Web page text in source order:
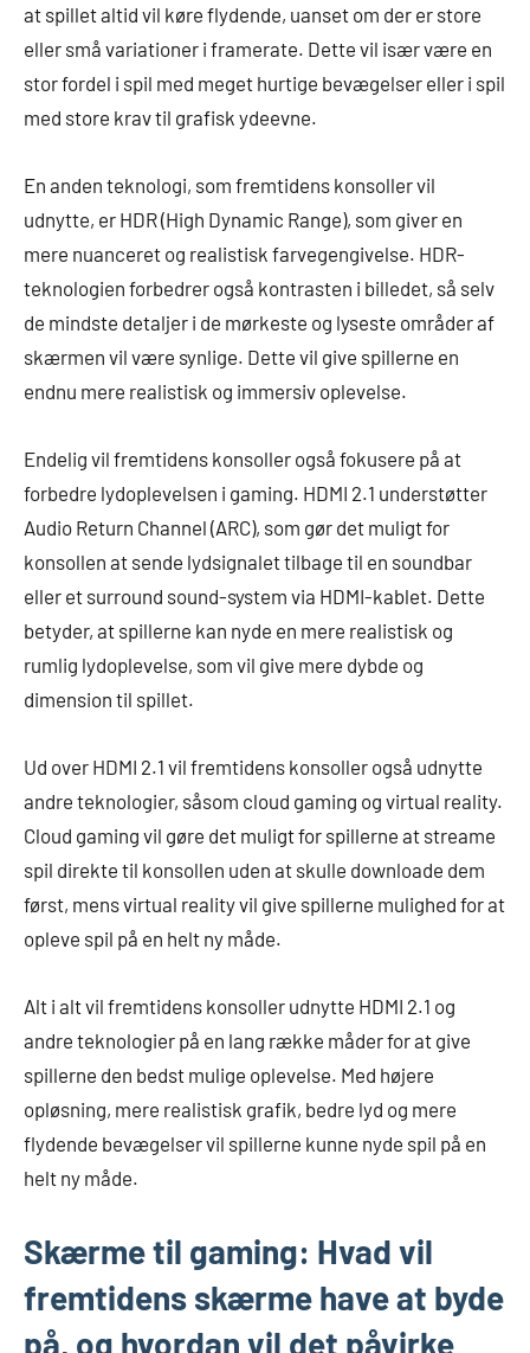
at spillet altid vil køre flydende, uanset om der er store
eller små variationer i framerate. Dette vil især være en
stor fordel i spil med meget hurtige bevægelser eller i spil
med store krav til grafisk ydeevne.
En anden teknologi, som fremtidens konsoller vil
udnytte, er HDR (High Dynamic Range), som giver en
mere nuanceret og realistisk farvegengivelse. HDR-
teknologien forbedrer også kontrasten i billedet, så selv
de mindste detaljer i de mørkeste og lyseste områder af
skærmen vil være synlige. Dette vil give spillerne en
endnu mere realistisk og immersiv oplevelse.
Endelig vil fremtidens konsoller også fokusere på at
forbedre lydoplevelsen i gaming. HDMI 2.1 understøtter
Audio Return Channel (ARC), som gør det muligt for
konsollen at sende lydsignalet tilbage til en soundbar
eller et surround sound-system via HDMI-kablet. Dette
betyder, at spillerne kan nyde en mere realistisk og
rumlig lydoplevelse, som vil give mere dybde og
dimension til spillet.
Ud over HDMI 2.1 vil fremtidens konsoller også udnytte
andre teknologier, såsom cloud gaming og virtual reality.
Cloud gaming vil gøre det muligt for spillerne at streame
spil direkte til konsollen uden at skulle downloade dem
først, mens virtual reality vil give spillerne mulighed for at
opleve spil på en helt ny måde.
Alt i alt vil fremtidens konsoller udnytte HDMI 2.1 og
andre teknologier på en lang række måder for at give
spillerne den bedst mulige oplevelse. Med højere
opløsning, mere realistisk grafik, bedre lyd og mere
flydende bevægelser vil spillerne kunne nyde spil på en
helt ny måde.
Skærme til gaming: Hvad vil
fremtidens skærme have at byde
på, og hvordan vil det påvirke